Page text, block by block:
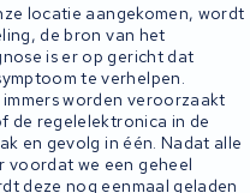
locatie aangekomen, wordt
de bron van het
is er op gericht dat
te verhelpen.
worden veroorzaakt
de regelelektronica in de
en gevolg in één. Nadat alle
voordat we een geheel
deze nog eenmaal geladen